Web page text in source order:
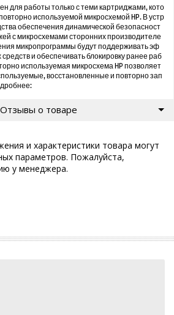
для работы только с теми картриджами, кото
используемой микросхемой HP. В устр
обеспечения динамической безопасност
с микросхемами сторонних производителе
микропрограммы будут поддерживать эф
и обеспечивать блокировку ранее раб
используемая микросхема HP позволяет
восстановленные и повторно зап
Отзывы о товаре
и характеристики товара могут
параметров. Пожалуйста,
у менеджера.